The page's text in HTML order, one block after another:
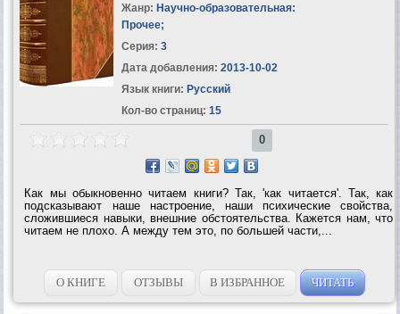
Жанр: Научно-образовательная:
Прочее;
Серия: 3
Дата добавления: 2013-10-02
Язык книги: Русский
Кол-во страниц: 15
0
Как мы обыкновенно читаем книги? Так, 'как читается'. Так, как
подсказывают наше настроение, наши психические свойства,
сложившиеся навыки, внешние обстоятельства. Кажется нам, что
читаем не плохо. А между тем это, по большей части,...
О КНИГЕ ОТЗЫВЫ В ИЗБРАННОЕ ЧИТАТЬ